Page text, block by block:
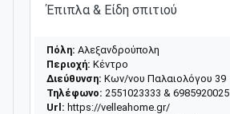
Έπιπλα & Είδη σπιτιού
Πόλη: Αλεξανδρούπολη
Περιοχή: Κέντρο
Διεύθυνση: Κων/νου Παλαιολόγου 39
Τηλέφωνο: 2551023333 & 6985920025
Url: https://velleahome.gr/